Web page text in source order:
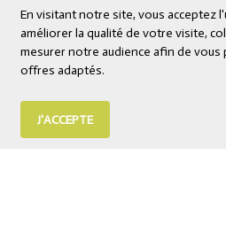
© 2026 Éditions Midi Trente |
En visitant notre site, vous acceptez
améliorer la qualité de votre visite,
mesurer notre audience afin de
offres adaptés.
J'ACCEPTE